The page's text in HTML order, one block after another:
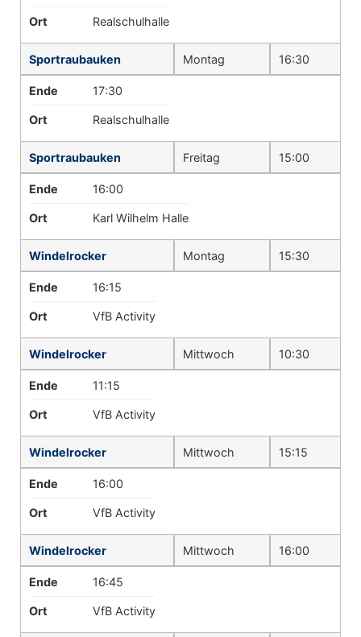
Ort Realschulhalle
Sportraubauken Montag 16:30
Ende 17:30
Ort Realschulhalle
Sportraubauken Freitag 15:00
Ende 16:00
Ort Karl Wilhelm Halle
Windelrocker Montag 15:30
Ende 16:15
Ort VfB Activity
Windelrocker Mittwoch 10:30
Ende 11:15
Ort VfB Activity
Windelrocker Mittwoch 15:15
Ende 16:00
Ort VfB Activity
Windelrocker Mittwoch 16:00
Ende 16:45
Ort VfB Activity